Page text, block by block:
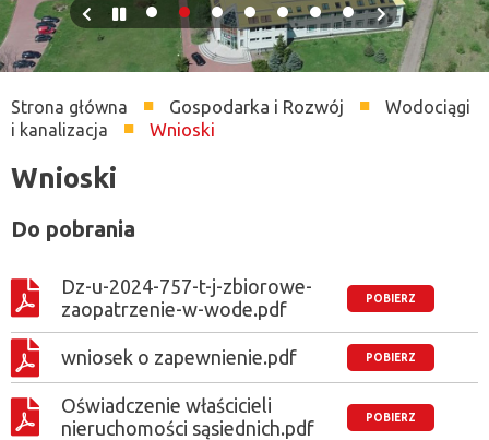
Pause
Previous
slide
Next
slide
Ścieżka
nawigacyjna
Strona główna Gospodarka i Rozwój
Wodociągi
i kanalizacja
Wnioski
Wnioski
Do pobrania
Dz-u-2024-757-t-j-zbiorowe-
zaopatrzenie-w-wode.pdf
wniosek o zapewnienie.pdf
Oświadczenie właścicieli
nieruchomości sąsiednich.pdf